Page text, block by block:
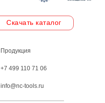
+7 499 110 71 06
info@nc-tools.ru
Скачать каталог
Продукция